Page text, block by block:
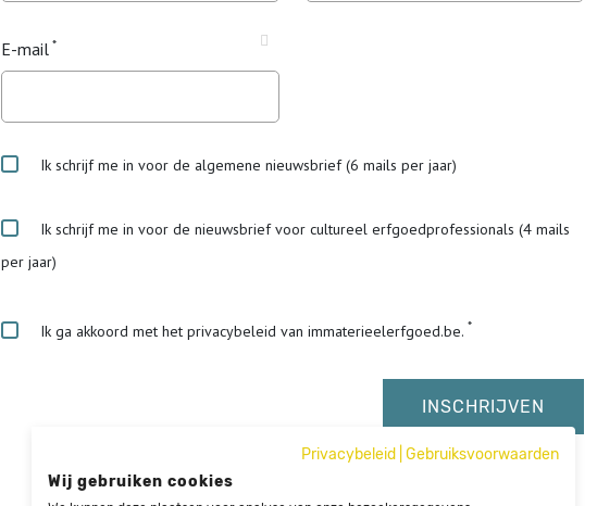
E-mail
Ik schrijf me in voor de algemene nieuwsbrief (6 mails per jaar)
Ik schrijf me in voor de nieuwsbrief voor cultureel erfgoedprofessionals (4 mails
per jaar)
Ik ga akkoord met het privacybeleid van immaterieelerfgoed.be.
Privacybeleid
Gebruiksvoorwaarden
Wij gebruiken cookies